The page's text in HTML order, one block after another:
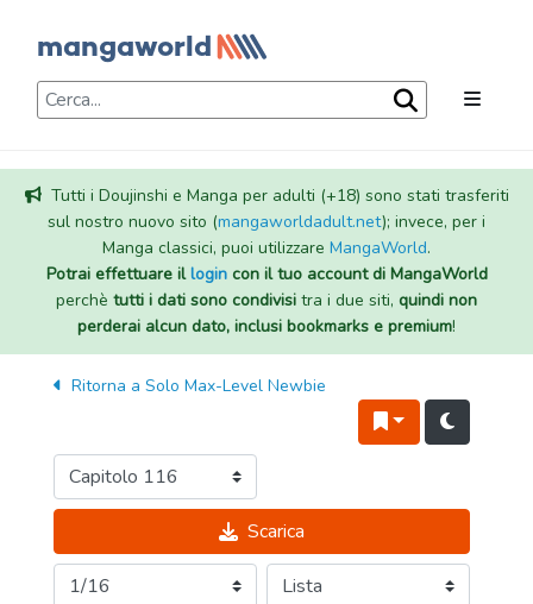
Tutti i Doujinshi e Manga per adulti (+18) sono stati trasferiti
sul nostro nuovo sito (mangaworldadult.net); invece, per i
Manga classici, puoi utilizzare MangaWorld.
Potrai effettuare illogincon il tuo account di MangaWorld
perchè tutti i dati sono condivisi tra i due siti, quindi non
perderai alcun dato, inclusi bookmarks e premium!
Ritorna a Solo Max-Level Newbie
Scarica